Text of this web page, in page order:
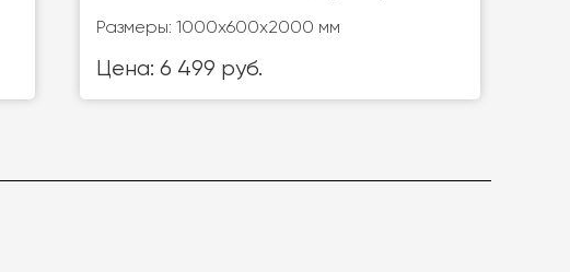
Размеры: 1000х600х2000 мм
Цена: 6 499 руб.